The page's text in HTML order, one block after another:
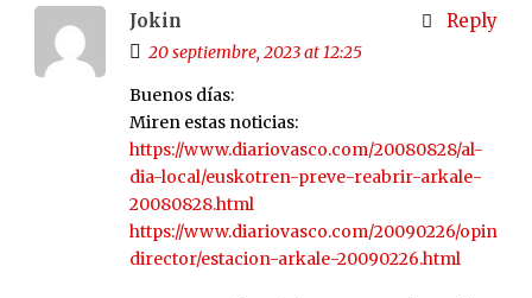
Jokin
20 septiembre, 2023 at 12:25
Reply
Buenos días:
Miren estas noticias:
https://www.diariovasco.com/20080828/al-
dia-local/euskotren-preve-reabrir-arkale-
20080828.html
https://www.diariovasco.com/20090226/
director/estacion-arkale-20090226.html